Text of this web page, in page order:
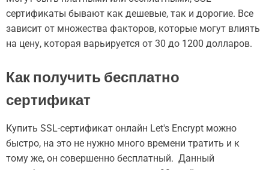
сертификаты бывают как дешевые, так и дорогие. Все
зависит от множества факторов, которые могут влиять
на цену, которая варьируется от 30 до 1200 долларов.
Как получить бесплатно
сертификат
Купить SSL-сертификат онлайн Let's Encrypt можно
быстро, на это не нужно много времени тратить и к
тому же, он совершенно бесплатный. Данный